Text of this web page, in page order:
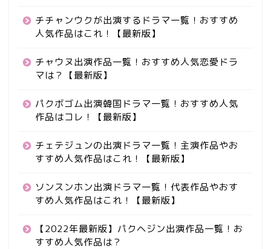
チチャンウクが出演するドラマ一覧！おすすめ
人気作品はこれ！【最新版】
チャウヌ出演作品一覧！おすすめ人気恋愛ドラ
マは？【最新版】
パクボゴム出演韓国ドラマ一覧！おすすめ人気
作品はコレ！【最新版】
チェテジュンの出演ドラマ一覧！主演作品やお
すすめ人気作品はこれ！【最新版】
ソンスンホン出演ドラマ一覧！代表作品やおす
すめ人気作品はこれ！【最新版】
【2022年最新版】パクヘジン出演作品一覧！お
すすめ人気作品は？